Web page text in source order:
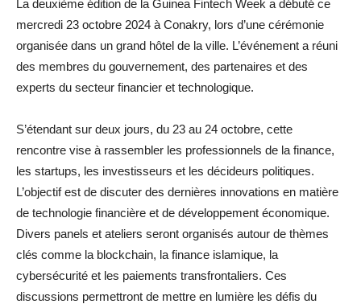
La deuxième édition de la Guinea Fintech Week a débuté ce
mercredi 23 octobre 2024 à Conakry, lors d’une cérémonie
organisée dans un grand hôtel de la ville. L’événement a réuni
des membres du gouvernement, des partenaires et des
experts du secteur financier et technologique.
S’étendant sur deux jours, du 23 au 24 octobre, cette
rencontre vise à rassembler les professionnels de la finance,
les startups, les investisseurs et les décideurs politiques.
L’objectif est de discuter des dernières innovations en matière
de technologie financière et de développement économique.
Divers panels et ateliers seront organisés autour de thèmes
clés comme la blockchain, la finance islamique, la
cybersécurité et les paiements transfrontaliers. Ces
discussions permettront de mettre en lumière les défis du